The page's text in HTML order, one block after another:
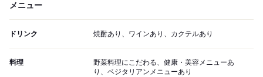
メニュー
ドリンク 焼酎あり、ワインあり、カクテルあり
料理
野菜料理にこだわる、健康・美容メニューあ
り、ベジタリアンメニューあり